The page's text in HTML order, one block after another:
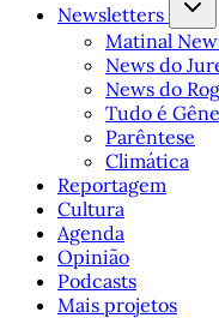
Newsletters
Matinal
News do
News do
Tudo é
Parêntese
Climática
Reportagem
Cultura
Agenda
Opinião
Podcasts
Mais projetos